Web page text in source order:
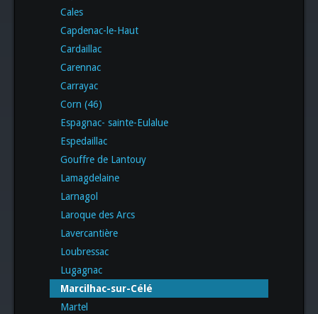
Cales
Capdenac-le-Haut
Cardaillac
Carennac
Carrayac
Corn (46)
Espagnac- sainte-Eulalue
Espedaillac
Gouffre de Lantouy
Lamagdelaine
Larnagol
Laroque des Arcs
Lavercantière
Loubressac
Lugagnac
Marcilhac-sur-Célé
Martel